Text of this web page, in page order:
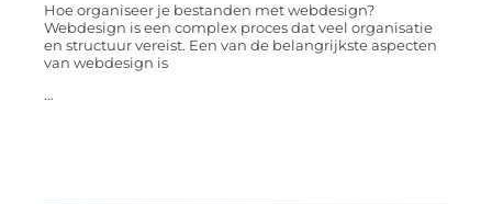
Hoe organiseer je bestanden met webdesign?
Webdesign is een complex proces dat veel organisatie
en structuur vereist. Een van de belangrijkste aspecten
van webdesign is
...